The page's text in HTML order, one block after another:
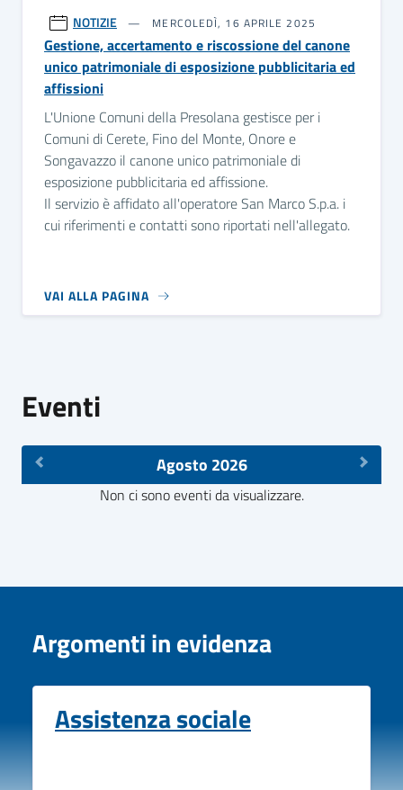
NOTIZIE MERCOLEDÌ, 16 APRILE 2025
Gestione, accertamento e riscossione del canone
unico patrimoniale di esposizione pubblicitaria ed
affissioni
L'Unione Comuni della Presolana gestisce per i
Comuni di Cerete, Fino del Monte, Onore e
Songavazzo il canone unico patrimoniale di
esposizione pubblicitaria ed affissione.
Il servizio è affidato all'operatore San Marco S.p.a. i
cui riferimenti e contatti sono riportati nell'allegato.
VAI ALLA PAGINA
Eventi
Agosto 2026
Non ci sono eventi da visualizzare.
Argomenti in evidenza
Assistenza sociale